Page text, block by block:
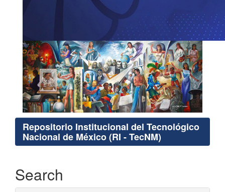
Repositorio Institucional del Tecnológico
Nacional de México (RI - TecNM)
Search